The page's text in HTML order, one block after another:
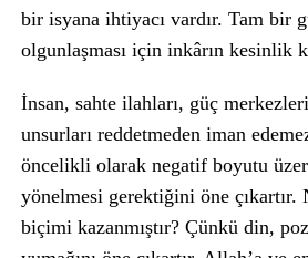
bir isyana ihtiyacı vardır. Tam bir
olgunlaşması için inkârın kesinlik
İnsan, sahte ilahları, güç
unsurları reddetmeden iman
öncelikli olarak negatif boyutu
yönelmesi gerektiğini öne çıkartır.
biçimi kazanmıştır? Çünkü din,